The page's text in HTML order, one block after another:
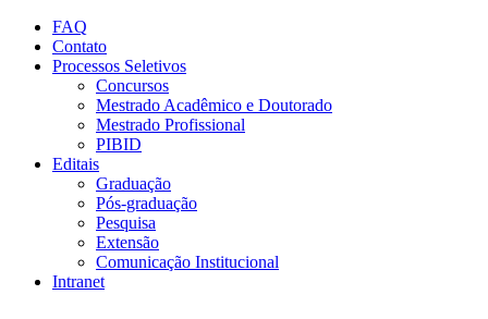
Conteúdo principal
FAQ
Contato
Processos Seletivos
Concursos
Mestrado Acadêmico e Doutorado
Mestrado Profissional
PIBID
Editais
Graduação
Pós-graduação
Pesquisa
Extensão
Comunicação Institucional
Intranet